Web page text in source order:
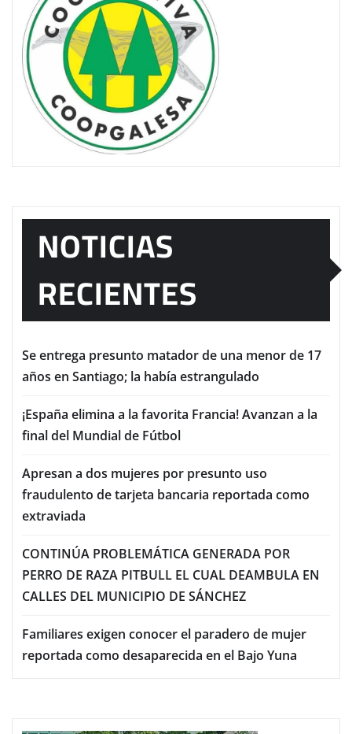
NOTICIAS
RECIENTES
Se entrega presunto matador de una menor de 17
años en Santiago; la había estrangulado
¡España elimina a la favorita Francia! Avanzan a la
final del Mundial de Fútbol
Apresan a dos mujeres por presunto uso
fraudulento de tarjeta bancaria reportada como
extraviada
CONTINÚA PROBLEMÁTICA GENERADA POR
PERRO DE RAZA PITBULL EL CUAL DEAMBULA EN
CALLES DEL MUNICIPIO DE SÁNCHEZ
Familiares exigen conocer el paradero de mujer
reportada como desaparecida en el Bajo Yuna